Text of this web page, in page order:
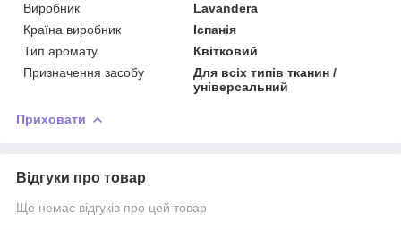
Виробник
Lavandera
Країна виробник
Іспанія
Тип аромату
Квітковий
Призначення засобу
Для всіх типів тканин /
універсальний
Приховати
Відгуки про товар
Ще немає відгуків про цей товар